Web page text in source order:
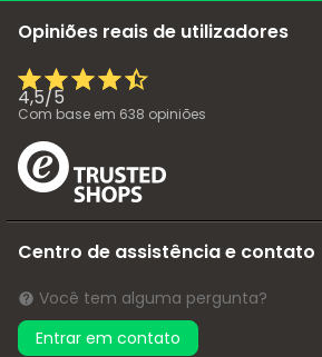
Opiniões reais de utilizadores
4,5/5
Com base em 638 opiniões
Centro de assistência e contato
Você tem alguma pergunta?
Entrar em contato